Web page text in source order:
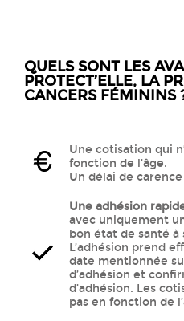
QUELS SONT LES
PROTECT’ELLE, LA
CANCERS FÉMININS
Une cotisation qui
fonction de l’âge.
Un délai de
Une adhésion
avec uniquement
bon état de santé à
L’adhésion prend
date mentionnée
d’adhésion et
d’adhésion. Les
pas en fonction de